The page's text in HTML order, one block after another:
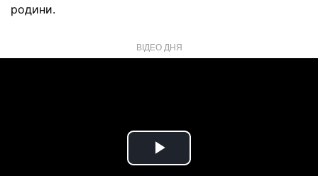
родини.
ВІДЕО ДНЯ
Play